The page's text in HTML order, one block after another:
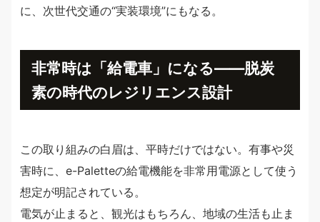
に、次世代交通の“実装環境”にもなる。
非常時は「給電車」になる——脱炭
素の時代のレジリエンス設計
この取り組みの白眉は、平時だけではない。有事や災
害時に、e-Paletteの給電機能を非常用電源として使う
想定が明記されている。
電気が止まると、観光はもちろん、地域の生活も止ま